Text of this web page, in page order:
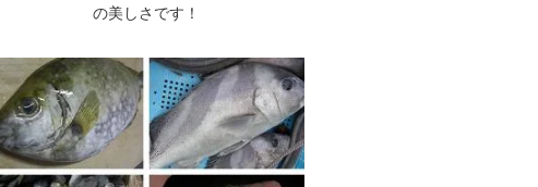
の美しさです！